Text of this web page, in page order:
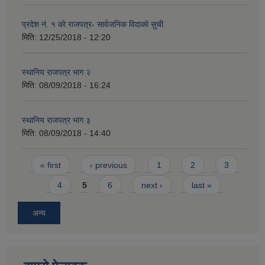
प्रदेश नं. १ काे राजपत्र- सार्वजनिक विदाकाे सुची
मिति: 12/25/2018 - 12:20
स्थानिय राजपत्र भाग २
मिति: 08/09/2018 - 16:24
स्थानिय राजपत्र भाग ३
मिति: 08/09/2018 - 14:40
Pages
« first ‹ previous 1 2 3
4 5 6 next › last »
अन्य